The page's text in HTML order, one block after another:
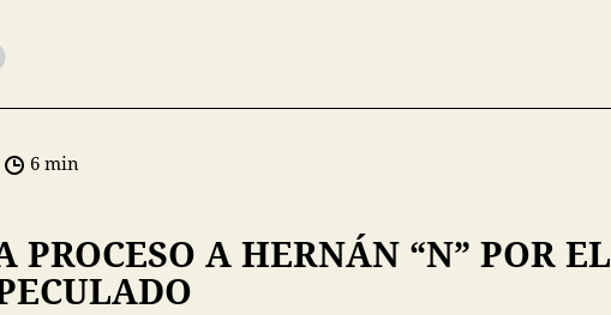
6 min
PROCESO A HERNÁN “N” POR EL